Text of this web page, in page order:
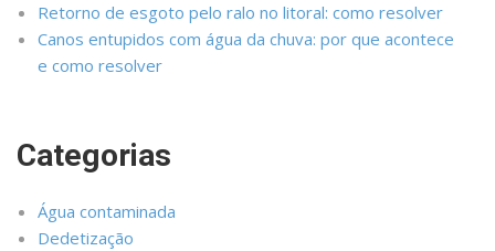
Retorno de esgoto pelo ralo no litoral: como resolver
Canos entupidos com água da chuva: por que acontece
e como resolver
Categorias
Água contaminada
Dedetização